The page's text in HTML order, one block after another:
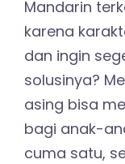
Mandarin
karena
dan ingin
solusinya?
asing bisa
bagi anak-
cuma satu,